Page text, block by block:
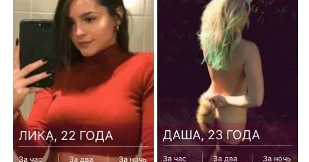
ЛИКА, 22 ГОДА
За час За два За ночь
ДАША, 23 ГОДА
За час За два За ночь